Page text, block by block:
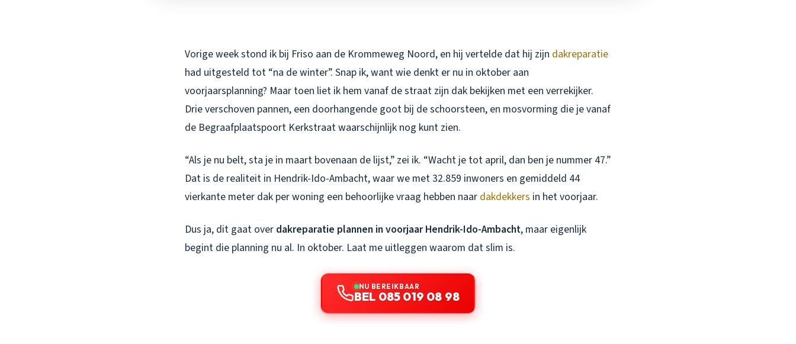
Vorige week stond ik bij Friso aan de Krommeweg Noord, en hij vertelde dat hij zijn dakreparatie
had uitgesteld tot “na de winter”. Snap ik, want wie denkt er nu in oktober aan
voorjaarsplanning? Maar toen liet ik hem vanaf de straat zijn dak bekijken met een verrekijker.
Drie verschoven pannen, een doorhangende goot bij de schoorsteen, en mosvorming die je vanaf
de Begraafplaatspoort Kerkstraat waarschijnlijk nog kunt zien.
“Als je nu belt, sta je in maart bovenaan de lijst,” zei ik. “Wacht je tot april, dan ben je nummer 47.”
Dat is de realiteit in Hendrik-Ido-Ambacht, waar we met 32.859 inwoners en gemiddeld 44
vierkante meter dak per woning een behoorlijke vraag hebben naar dakdekkers in het voorjaar.
Dus ja, dit gaat over dakreparatie plannen in voorjaar Hendrik-Ido-Ambacht, maar eigenlijk
begint die planning nu al. In oktober. Laat me uitleggen waarom dat slim is.
NU BEREIKBAAR
BEL 085 019 08 98